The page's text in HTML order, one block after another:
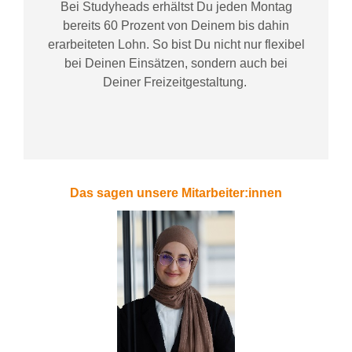
Bei Studyheadserhältst Du jeden Montag
bereits 60 Prozent von Deinem bis dahin
erarbeiteten Lohn. So bist Du nicht nur flexibel
bei Deinen Einsätzen, sondern auch bei
DeinerFreizeitgestaltung.
Das sagen unsere Mitarbeiter:innen